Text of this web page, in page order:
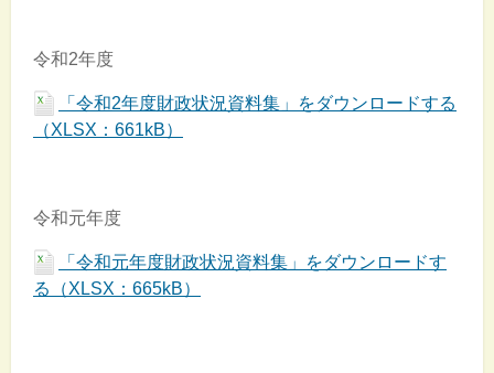
令和2年度
「令和2年度財政状況資料集」をダウンロードする
（XLSX：661kB）
令和元年度
「令和元年度財政状況資料集」をダウンロードす
る（XLSX：665kB）